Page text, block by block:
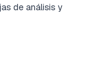
de análisis y